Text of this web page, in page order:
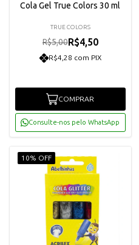
Cola Gel True Colors 30 ml
TRUE COLORS
R$5,00R$4,50
R$4,28 com PIX
COMPRAR
Consulte-nos pelo WhatsApp
10% OFF